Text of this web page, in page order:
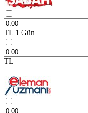
TL 1 Gün
TL